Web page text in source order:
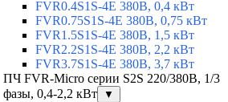
FVR0.4S1S-4E 380В, 0,4 кВт
FVR0.75S1S-4E 380В, 0,75 кВт
FVR1.5S1S-4E 380В, 1,5 кВт
FVR2.2S1S-4E 380В, 2,2 кВт
FVR3.7S1S-4E 380В, 3,7 кВт
ПЧ FVR-Micro серии S2S 220/380В, 1/3
фазы, 0,4-2,2 кВт
▼